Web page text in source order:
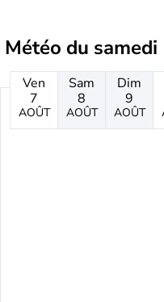
Météo du
Ven
7
AOÛT
Sam
8
AOÛT
Dim
9
AOÛT